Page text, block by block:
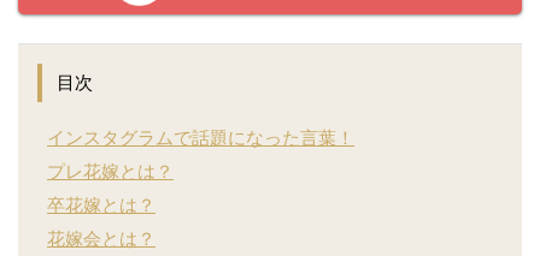
目次
インスタグラムで話題になった言葉！
プレ花嫁とは？
卒花嫁とは？
花嫁会とは？